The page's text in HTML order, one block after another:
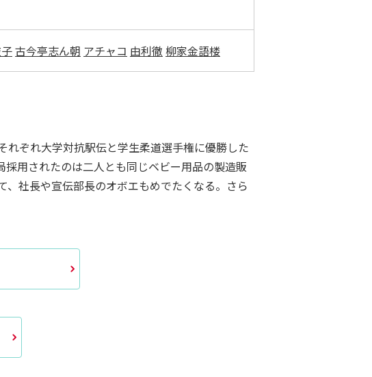
古今亭志ん朝 アチャコ 由利徹 柳家金語楼
ぞれ大学対抗駅伝と学生柔道選手権に優勝した
用されたのは二人とも同じベビー用品の製造販
社長や宣伝部長のオボエもめでたくなる。さら